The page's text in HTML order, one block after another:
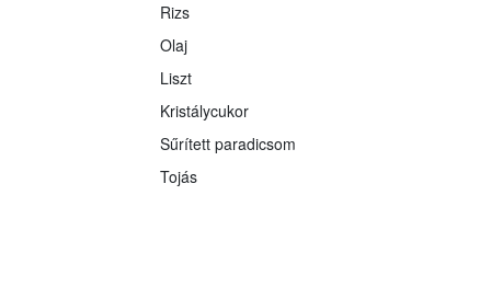
Rizs
Olaj
Liszt
Kristálycukor
Sűrített paradicsom
Tojás